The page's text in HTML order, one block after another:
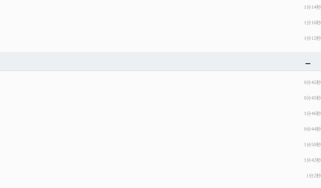
1分14秒
1分16秒
1分12秒
0分45秒
0分45秒
1分46秒
0分44秒
1分50秒
1分42秒
1分2秒